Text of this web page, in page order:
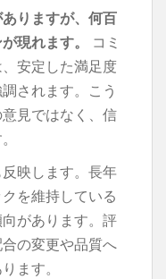
りますが、何百
現れます。
コミ
安定した満足度
されます。こう
見ではなく、信
映します。長年
を維持している
があります。評
の変更や品質へ
ます。